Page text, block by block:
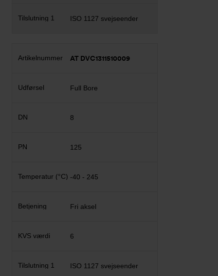
ISO 1127 svejseender
AT DVC1311510009
Full Bore
8
125
-40 - 245
Fri aksel
6
ISO 1127 svejseender